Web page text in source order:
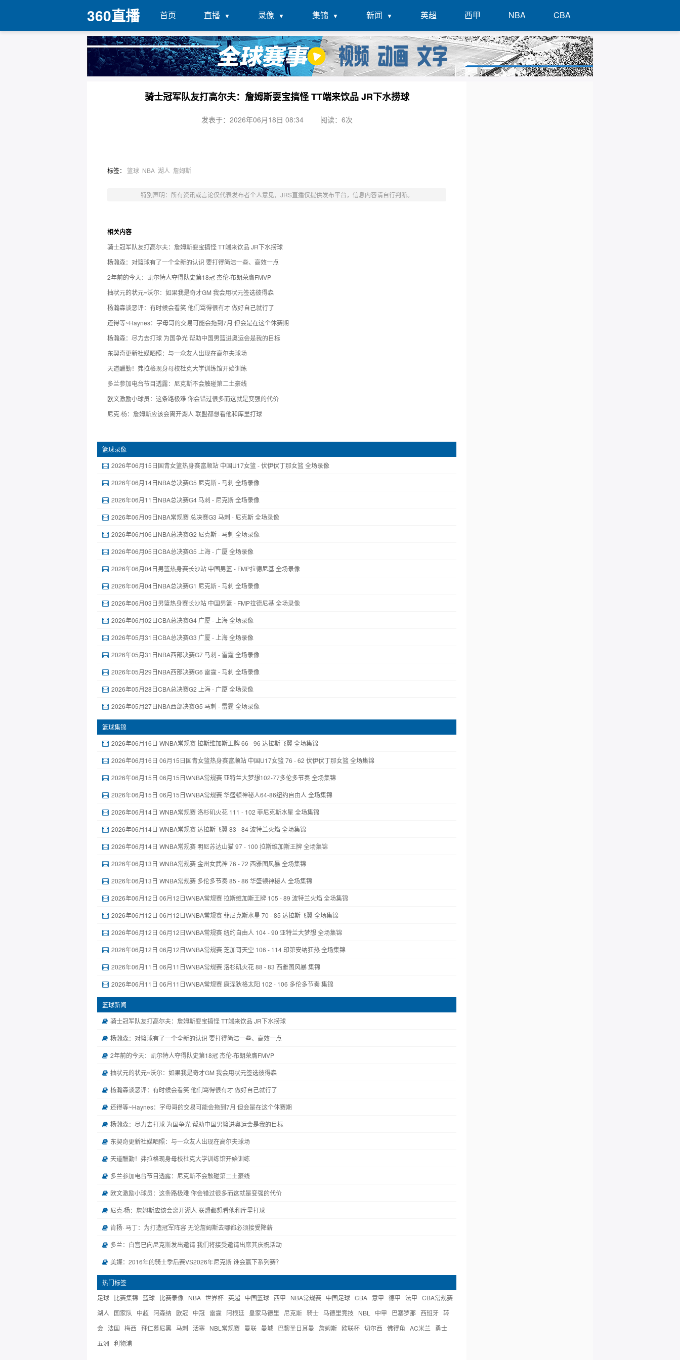
360直播 首页 直播 录像 集锦 新闻 英超 西甲 NBA CBA
骑士冠军队友打高尔夫：詹姆斯耍宝搞怪 TT端来饮品 JR下水捞球
发表于：2026年06月18日 08:34 阅读： 6次
标签： 篮球 NBA 湖人 詹姆斯
特别声明：所有资讯或言论仅代表发布者个人意见，JRS直播仅提供发布平台，信息内容请自行判断。
相关内容
骑士冠军队友打高尔夫：詹姆斯耍宝搞怪 TT端来饮品 JR下水捞球
杨瀚森：对篮球有了一个全新的认识 要打得简洁一些、高效一点
2年前的今天：凯尔特人夺得队史第18冠 杰伦·布朗荣膺FMVP
抽状元的状元~沃尔：如果我是奇才GM 我会用状元签选彼得森
杨瀚森谈恶评：有时候会看笑 他们骂得很有才 做好自己就行了
还得等~Haynes：字母哥的交易可能会拖到7月 但会是在这个休赛期
杨瀚森：尽力去打球 为国争光 帮助中国男篮进奥运会是我的目标
东契奇更新社媒晒照：与一众友人出现在高尔夫球场
天道酬勤！弗拉格现身母校杜克大学训练馆开始训练
多兰参加电台节目透露：尼克斯不会触碰第二土豪线
欧文激励小球员：这条路极难 你会错过很多而这就是变强的代价
尼克·杨：詹姆斯应该会离开湖人 联盟都想看他和库里打球
篮球录像
2026年06月15日国青女篮热身赛富顺站 中国U17女篮 - 伏伊伏丁那女篮 全场录像
2026年06月14日NBA总决赛G5 尼克斯 - 马刺 全场录像
2026年06月11日NBA总决赛G4 马刺 - 尼克斯 全场录像
2026年06月09日NBA常规赛 总决赛G3 马刺 - 尼克斯 全场录像
2026年06月06日NBA总决赛G2 尼克斯 - 马刺 全场录像
2026年06月05日CBA总决赛G5 上海 - 广厦 全场录像
2026年06月04日男篮热身赛长沙站 中国男篮 - FMP拉德尼基 全场录像
2026年06月04日NBA总决赛G1 尼克斯 - 马刺 全场录像
2026年06月03日男篮热身赛长沙站 中国男篮 - FMP拉德尼基 全场录像
2026年06月02日CBA总决赛G4 广厦 - 上海 全场录像
2026年05月31日CBA总决赛G3 广厦 - 上海 全场录像
2026年05月31日NBA西部决赛G7 马刺 - 雷霆 全场录像
2026年05月29日NBA西部决赛G6 雷霆 - 马刺 全场录像
2026年05月28日CBA总决赛G2 上海 - 广厦 全场录像
2026年05月27日NBA西部决赛G5 马刺 - 雷霆 全场录像
篮球集锦
2026年06月16日 WNBA常规赛 拉斯维加斯王牌 66 - 96 达拉斯飞翼 全场集锦
2026年06月16日 06月15日国青女篮热身赛富顺站 中国U17女篮 76 - 62 伏伊伏丁那女篮 全场集锦
2026年06月15日 06月15日WNBA常规赛 亚特兰大梦想102-77多伦多节奏 全场集锦
2026年06月15日 06月15日WNBA常规赛 华盛顿神秘人64-86纽约自由人 全场集锦
2026年06月14日 WNBA常规赛 洛杉矶火花 111 - 102 菲尼克斯水星 全场集锦
2026年06月14日 WNBA常规赛 达拉斯飞翼 83 - 84 波特兰火焰 全场集锦
2026年06月14日 WNBA常规赛 明尼苏达山猫 97 - 100 拉斯维加斯王牌 全场集锦
2026年06月13日 WNBA常规赛 金州女武神 76 - 72 西雅图风暴 全场集锦
2026年06月13日 WNBA常规赛 多伦多节奏 85 - 86 华盛顿神秘人 全场集锦
2026年06月12日 06月12日WNBA常规赛 拉斯维加斯王牌 105 - 89 波特兰火焰 全场集锦
2026年06月12日 06月12日WNBA常规赛 菲尼克斯水星 70 - 85 达拉斯飞翼 全场集锦
2026年06月12日 06月12日WNBA常规赛 纽约自由人 104 - 90 亚特兰大梦想 全场集锦
2026年06月12日 06月12日WNBA常规赛 芝加哥天空 106 - 114 印第安纳狂热 全场集锦
2026年06月11日 06月11日WNBA常规赛 洛杉矶火花 88 - 83 西雅图风暴 集锦
2026年06月11日 06月11日WNBA常规赛 康涅狄格太阳 102 - 106 多伦多节奏 集锦
篮球新闻
骑士冠军队友打高尔夫：詹姆斯耍宝搞怪 TT端来饮品 JR下水捞球
杨瀚森：对篮球有了一个全新的认识 要打得简洁一些、高效一点
2年前的今天：凯尔特人夺得队史第18冠 杰伦·布朗荣膺FMVP
抽状元的状元~沃尔：如果我是奇才GM 我会用状元签选彼得森
杨瀚森谈恶评：有时候会看笑 他们骂得很有才 做好自己就行了
还得等~Haynes：字母哥的交易可能会拖到7月 但会是在这个休赛期
杨瀚森：尽力去打球 为国争光 帮助中国男篮进奥运会是我的目标
东契奇更新社媒晒照：与一众友人出现在高尔夫球场
天道酬勤！弗拉格现身母校杜克大学训练馆开始训练
多兰参加电台节目透露：尼克斯不会触碰第二土豪线
欧文激励小球员：这条路极难 你会错过很多而这就是变强的代价
尼克·杨：詹姆斯应该会离开湖人 联盟都想看他和库里打球
肯扬· 马丁：为打造冠军阵容 无论詹姆斯去哪都必须接受降薪
多兰：白宫已向尼克斯发出邀请 我们将接受邀请出席其庆祝活动
美媒：2016年的骑士季后赛VS2026年尼克斯 谁会赢下系列赛？
热门标签
足球 比赛集锦 篮球 比赛录像 NBA 世界杯 英超 中国篮球 西甲 NBA常规赛 中国足球 CBA 意甲 德甲 法甲 CBA常规赛
湖人
国家队 中超 阿森纳 欧冠 中冠 雷霆 阿根廷 皇家马德里 尼克斯 骑士 马德里竞技 NBL 中甲 巴塞罗那 西班牙 转
会 法国 梅西 拜仁慕尼黑 马刺 活塞 NBL常规赛 曼联 曼城 巴黎圣日耳曼 詹姆斯 欧联杯 切尔西 佛得角 AC米兰
勇士
五洲 利物浦